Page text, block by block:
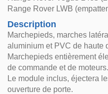
Range Rover LWB
Description
Marchepieds, marches
aluminium et PVC de haute
Marchepieds entièrement
de commande et de moteurs.
Le module inclus, éjectera
ouverture de porte.